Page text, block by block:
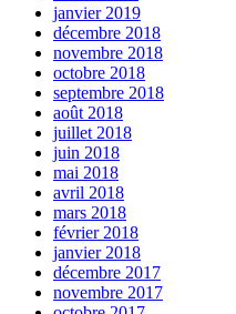
janvier 2019
décembre 2018
novembre 2018
octobre 2018
septembre 2018
août 2018
juillet 2018
juin 2018
mai 2018
avril 2018
mars 2018
février 2018
janvier 2018
décembre 2017
novembre 2017